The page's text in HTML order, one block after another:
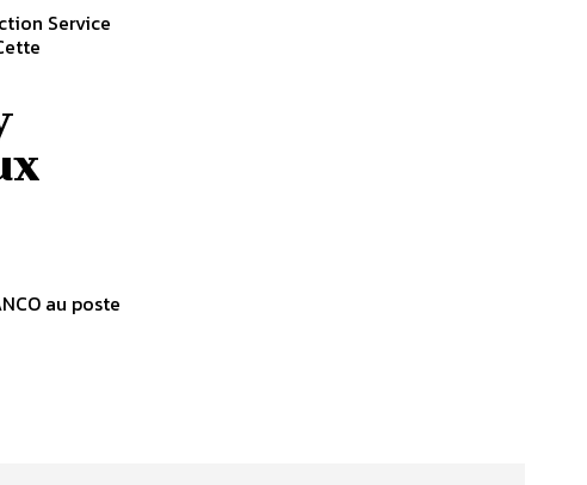
Service
au poste